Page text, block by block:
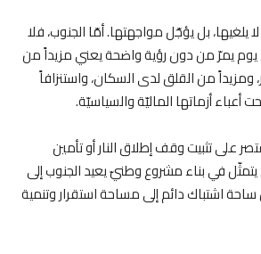
يلغيها، بل يؤجّل مواجهتها. أمّا الجنوب، فلا
يوم يمرّ من دون رؤية واضحة يعني مزيداً من
ومزيداً من القلق لدى السكان، واستنزافاً
أعباء أزماتها الماليّة والسياسيّة.
على تثبيت وقف إطلاق النار أو تأمين
يتمثّل في بناء مشروع وطنيّ يعيد الجنوب إلى
اشتباك دائم إلى مساحة استقرار وتنمية